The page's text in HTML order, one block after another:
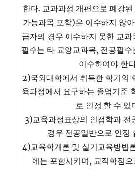
한다. 교과과정 개편으로 폐강
가능과목 포함)은 이수하지 않
급자의 경우 이수하지 못한 교
필수는 타 교양교과목, 전공필수
이수하여야 한
2)국외대학에서 취득한 학기의
육과정에서 요구하는 졸업기준
로 인정 할 수 있
3)교육과정표상의 인접학과 전
경우 전공일반으로 인정
4)교육학개론 및 실기교육방법
에는 포함시키며, 교직학점